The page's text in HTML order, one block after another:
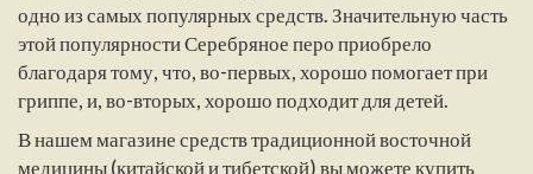
одно из самых популярных средств. Значительную часть
этой популярности Серебряное перо приобрело
благодаря тому, что, во-первых, хорошо помогает при
гриппе, и, во-вторых, хорошо подходит для детей.
В нашем магазине средств традиционной восточной
медицины (китайской и тибетской) вы можете купить